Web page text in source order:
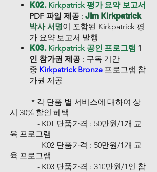
K02. Kirkpatrick 평가 요약 보고서
PDF 파일 제공 : Jim Kirkpatrick
박사 서명이 포함된 Kirkpatrick 평
가 요약 보고서 발행
K03. Kirkpatrick 공인 프로그램 1
인 참가권 제공 : 구독 기간
중 Kirkpatrick Bronze 프로그램 참
가권 제공
* 각 단품 별 서비스에 대하여 상
시 30% 할인 혜택
- K01 단품가격 : 50만원/1개 교
육 프로그램
- K02 단품가격 : 50만원/1개 교
육 프로그램
- K03 단품가격 : 310만원/1인 참